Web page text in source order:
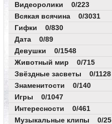
Видеоролики 0/223
Всякая всячина 0/3031
Гифки 0/830
Дата 0/89
Девушки 0/1548
Животный мир 0/715
Звёздные засветы 0/1128
Знаменитости 0/140
Игры 0/1047
Интересности 0/461
Музыкальные клипы 0/25